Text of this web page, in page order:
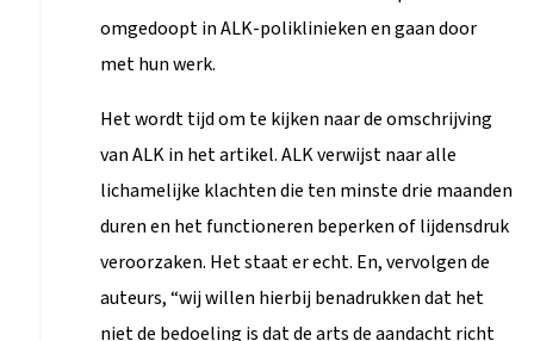
omgedoopt in ALK-poliklinieken en gaan door
met hun werk.
Het wordt tijd om te kijken naar de omschrijving
van ALK in het artikel. ALK verwijst naar alle
lichamelijke klachten die ten minste drie maanden
duren en het functioneren beperken of lijdensdruk
veroorzaken. Het staat er echt. En, vervolgen de
auteurs, “wij willen hierbij benadrukken dat het
niet de bedoeling is dat de arts de aandacht richt